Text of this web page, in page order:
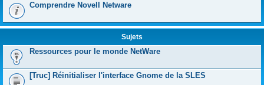
Comprendre Novell Netware
Sujets
Ressources pour le monde NetWare
[Truc] Réinitialiser l'interface Gnome de la SLES